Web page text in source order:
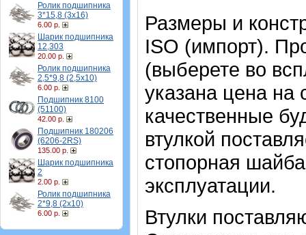
Ролик подшипника
3*15,8 (3х16)
6.00 р.
Шарик подшипника
12,303
20.00 р.
Ролик подшипника
2,5*9,8 (2,5х10)
6.00 р.
Подшипник 8100
(51100)
42.00 р.
Подшипник 180206
(6206-2RS)
135.00 р.
Шарик подшипника
2
2.00 р.
Ролик подшипника
2*9,8 (2х10)
6.00 р.
Размеры и
ISO (импорт).
(выберете во
указана цена
качественные
втулкой
стопорная
эксплуатации.
Втулки